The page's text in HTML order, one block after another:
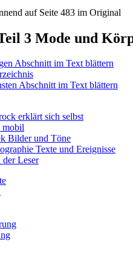
auf Seite 483 im Original
3 Mode und
Abschnitt im Text blättern
Abschnitt im Text blättern
erklärt sich selbst
mobil
Bilder und Töne
Texte und Ereignisse
der Leser